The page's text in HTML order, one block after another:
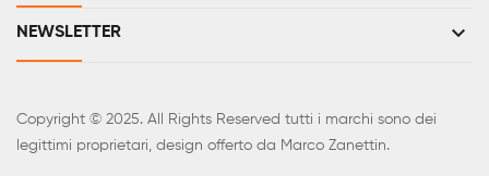
NEWSLETTER keyboard_arrow_down
Copyright © 2025. All Rights Reserved tutti i marchi sono dei
legittimi proprietari, design offerto da Marco Zanettin.